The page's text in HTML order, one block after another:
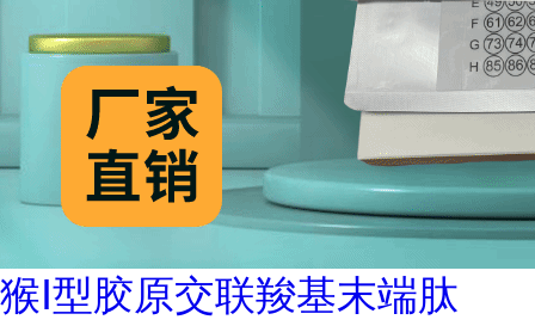
猴Ⅰ型胶原交联羧基末端肽